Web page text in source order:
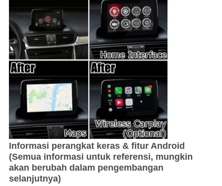
Informasi perangkat keras & fitur Android
(Semua informasi untuk referensi, mungkin
akan berubah dalam pengembangan
selanjutnya)